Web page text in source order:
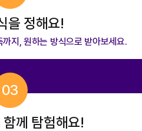
을 정해요!
지, 원하는 방식으로 받아보세요.
03
께 탐험해요!